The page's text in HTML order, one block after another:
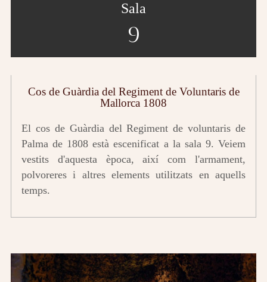
Sala
9
Cos de Guàrdia del Regiment de Voluntaris de
Mallorca 1808
El cos de Guàrdia del Regiment de voluntaris de
Palma de 1808 està escenificat a la sala 9. Veiem
vestits d'aquesta època, així com l'armament,
polvoreres i altres elements utilitzats en aquells
temps.